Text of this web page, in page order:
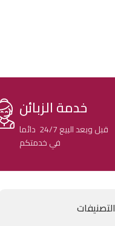
خدمة الزبائن
قبل وبعد البيع 24/7 دائما
في خدمتكم
التصنيفات